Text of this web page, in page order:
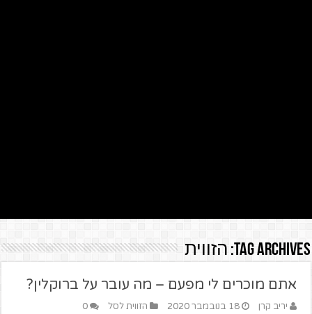
Tag Archives: הזווית
אתם מוכרים לי מפעם – מה עובר על ברוקלין?
יריב קרן 18 בנובמבר 2020 הזווית לסל 0